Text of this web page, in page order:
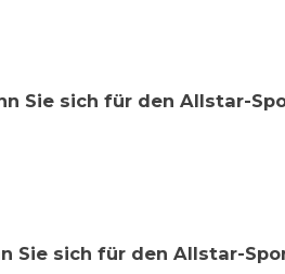
Sie sich für den Allstar-
Sie sich für den Allstar-